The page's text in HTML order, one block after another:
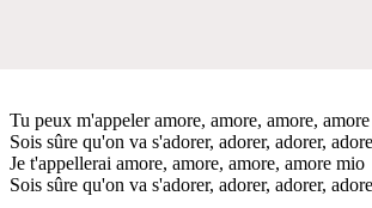
Tu peux m'appeler amore, amore, amore,
Sois sûre qu'on va s'adorer, adorer, adorer,
Je t'appellerai amore, amore, amore, amore mio
Sois sûre qu'on va s'adorer, adorer, adorer,